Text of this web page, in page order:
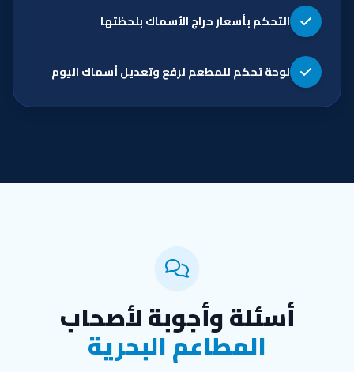
التحكم بأسعار حراج الأسماك بلحظتها
لوحة تحكم للمطعم لرفع وتعديل أسماك اليوم
أسئلة وأجوبة لأصحاب
المطاعم البحرية